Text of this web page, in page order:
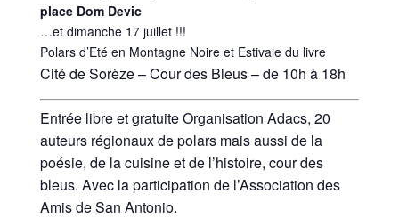
place Dom Devic
…et dimanche 17 juillet !!!
Polars d’Eté en Montagne Noire et Estivale du livre
Cité de Sorèze – Cour des Bleus – de 10h à 18h
Entrée libre et gratuite Organisation Adacs, 20
auteurs régionaux de polars mais aussi de la
poésie, de la cuisine et de l’histoire, cour des
bleus. Avec la participation de l’Association des
Amis de San Antonio.